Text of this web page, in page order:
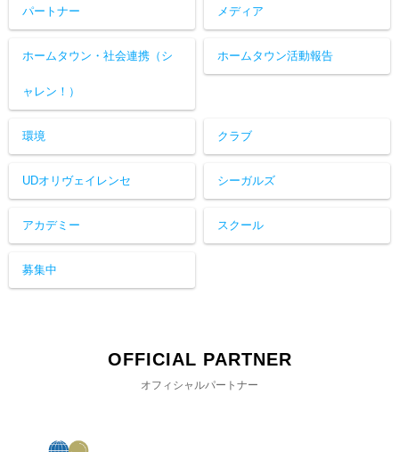
パートナー メディア
ホームタウン・社会連携（シ
ャレン！）
ホームタウン活動報告
環境 クラブ
UDオリヴェイレンセ シーガルズ
アカデミー スクール
募集中
OFFICIAL PARTNER
オフィシャルパートナー